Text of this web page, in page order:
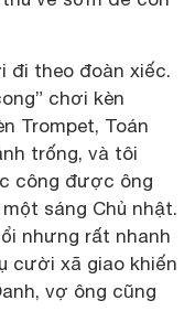
đi theo đoàn xiếc.
chơi kèn
Trompet, Toán
trống, và tôi
công được ông
sáng Chủ nhật.
nhưng rất nhanh
cười xã giao khiến
vợ ông cũng